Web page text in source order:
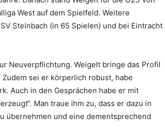
West auf dem Spielfeld. Weitere
Steinbach (in 65 Spielen) und bei Eintracht
Neuverpflichtung. Weigelt bringe das Profil
sei er körperlich robust, habe
Auch in den Gesprächen habe er mit
Man traue ihm zu, dass er dazu in
übernehmen und eine dementsprechend